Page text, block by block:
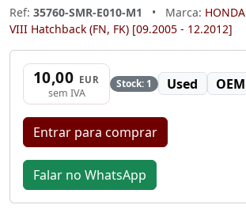
Ref: 35760-SMR-E010-M1 • Marca: HONDA
VIII Hatchback (FN, FK) [09.2005 - 12.2012]
10,00 EUR
sem IVA
Stock: 1 Used OEM
Entrar para comprar
Falar no WhatsApp